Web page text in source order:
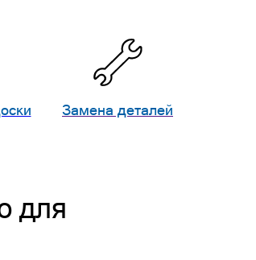
Замена деталей
для